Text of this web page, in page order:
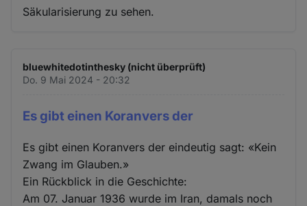
Säkularisierung zu sehen.
bluewhitedotinthesky (nicht überprüft)
Do. 9 Mai 2024 - 20:32
Es gibt einen Koranvers der
Es gibt einen Koranvers der eindeutig sagt: «Kein
Zwang im Glauben.»
Ein Rückblick in die Geschichte:
Am 07. Januar 1936 wurde im Iran, damals noch